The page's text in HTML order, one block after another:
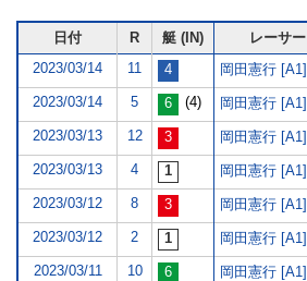
日付 R 艇 (IN) レーサー
2023/03/14
11 岡田憲行 [A1]
2023/03/14 5 (4) 岡田憲行 [A1]
2023/03/13 12 岡田憲行 [A1]
2023/03/13 4 岡田憲行 [A1]
2023/03/12 8 岡田憲行 [A1]
2023/03/12 2 岡田憲行 [A1]
2023/03/11 10 岡田憲行 [A1]